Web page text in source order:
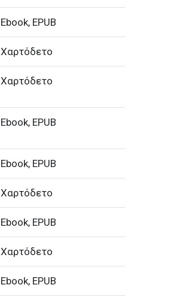
Ebook, EPUB
Χαρτόδετο
Χαρτόδετο
Ebook, EPUB
Ebook, EPUB
Χαρτόδετο
Ebook, EPUB
Χαρτόδετο
Ebook, EPUB